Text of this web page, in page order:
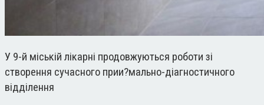
У 9-й міській лікарні продовжуються роботи зі
створення сучасного прии?мально-діагностичного
відділення